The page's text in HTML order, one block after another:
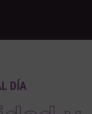
DÍA